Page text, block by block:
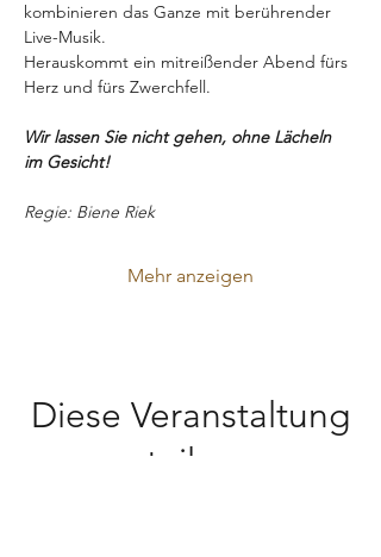
kombinieren das Ganze mit berührender
Live-Musik.
Herauskommt ein mitreißender Abend fürs
Herz und fürs Zwerchfell.
Wir lassen Sie nicht gehen, ohne Lächeln
im Gesicht!
Regie: Biene Riek
Mehr anzeigen
Diese Veranstaltung
teilen